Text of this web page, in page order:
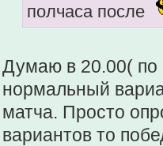
полчаса после
Думаю в 20.00( по
нормальный
матча. Просто
вариантов то